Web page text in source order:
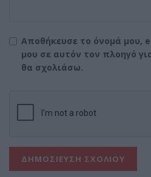
Αποθήκευσε το όνομά μου,
μου σε αυτόν τον πλοηγό
θα σχολιάσω.